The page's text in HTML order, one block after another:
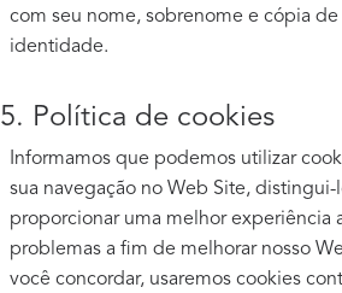
com seu nome, sobrenome e cópia de
identidade.
5. Política de cookies
Informamos que podemos utilizar
sua navegação no Web Site, distingui-
proporcionar uma melhor experiência
problemas a fim de melhorar nosso
você concordar, usaremos cookies